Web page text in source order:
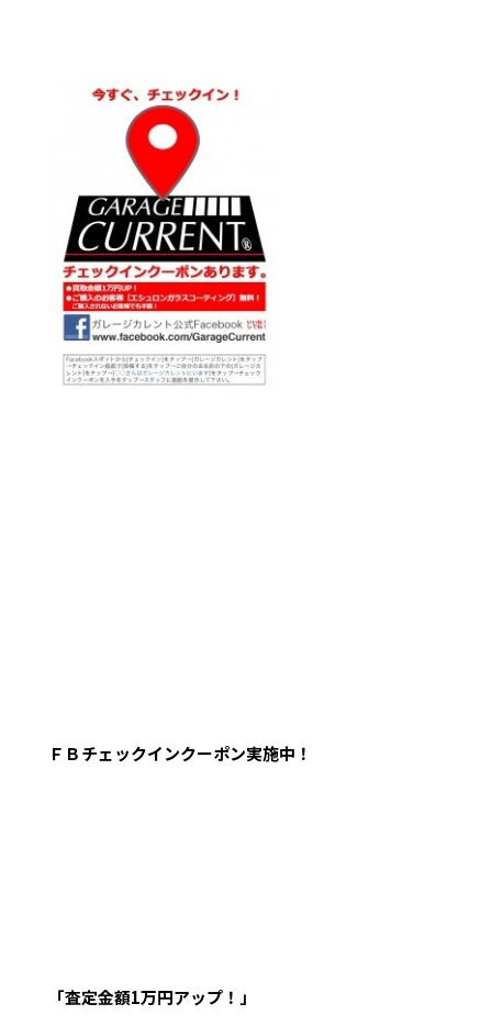
ＦＢチェックインクーポン実施中！
「査定金額1万円アップ！」